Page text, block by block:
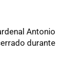
Antonio
durante